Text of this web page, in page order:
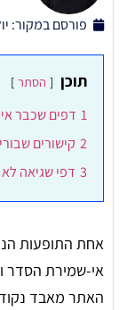
פורסם במקור:
תוכן הסתר
1 דפים שכבר
2 קישורים
3 דפי שגיאה
אחת התופעות
אי-שמירת הסדר
האתר מאבד